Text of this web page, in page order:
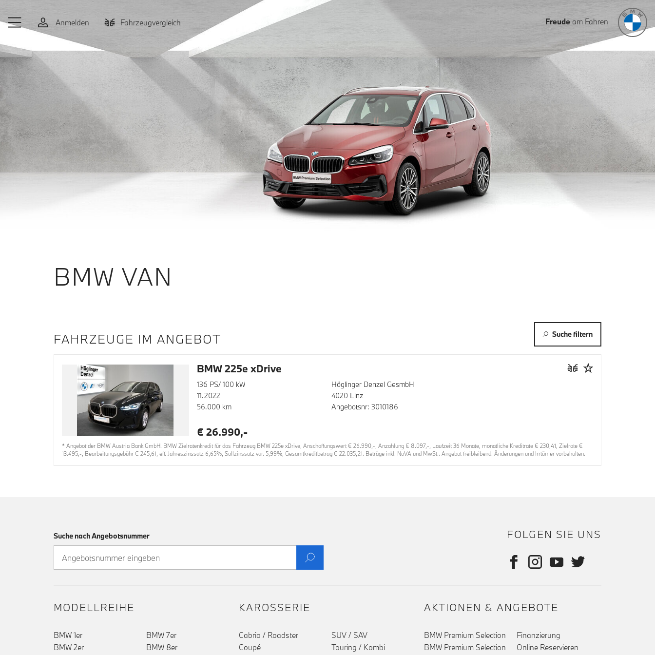
Anmelden
Fahrzeugvergleich Freude am Fahren
BMW VAN
FAHRZEUGE IM ANGEBOT Suche filtern
BMW 225e xDrive
136 PS/ 100 kW
11.2022
56.000 km
Höglinger Denzel GesmbH
4020 Linz
Angebotsnr: 3010186
€ 26.990,-
* Angebot der BMW Austria Bank GmbH. BMW Zielratenkredit für das Fahrzeug BMW 225e xDrive, Anschaffungswert € 26.990,-, Anzahlung € 8.097,-, Laufzeit 36 Monate, monatliche Kreditrate € 230,41, Zielrate €
13.495,-, Bearbeitungsgebühr € 245,61, eff. Jahreszinssatz 6,65%, Sollzinssatz var. 5,99%, Gesamtkreditbetrag € 22.035,21. Beträge inkl. NoVA und MwSt.. Angebot freibleibend. Änderungen und Irrtümer vorbehalten.
Suche nach Angebotsnummer FOLGEN SIE UNS
MODELLREIHE
BMW 1er
BMW 2er
BMW 7er
BMW 8er
KAROSSERIE
Cabrio / Roadster
Coupé
SUV / SAV
Touring / Kombi
AKTIONEN & ANGEBOTE
BMW Premium Selection
BMW Premium Selection
Finanzierung
Online Reservieren